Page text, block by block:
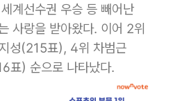
계선수권 우승 등 빼어난
사랑을 받아왔다. 이어 2위
성(215표), 4위 차범근
표) 순으로 나타났다.